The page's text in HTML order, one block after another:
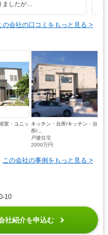
ましたが…
の会社の口コミをもっと見る >
室・ユニッ キッチン・台所/キッチン・台
所/...
戸建住宅
2000万円
この会社の事例をもっと見る >
10
社紹介を申込む